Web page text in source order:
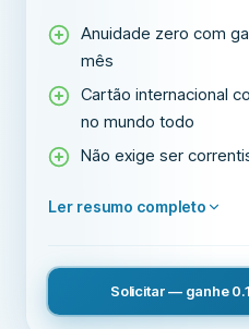
Anuidade zero com
mês
Cartão internacional
no mundo todo
Não exige ser
Ler resumo completo
Solicitar — ganhe